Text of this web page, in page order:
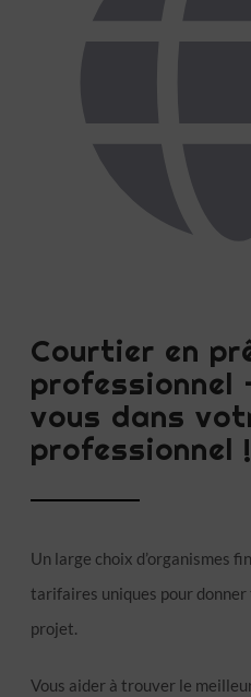
Courtier en
professionnel
vous dans
professionnel !
Un large choix d’organismes
tarifaires uniques pour
projet.
Vous aider à trouver le